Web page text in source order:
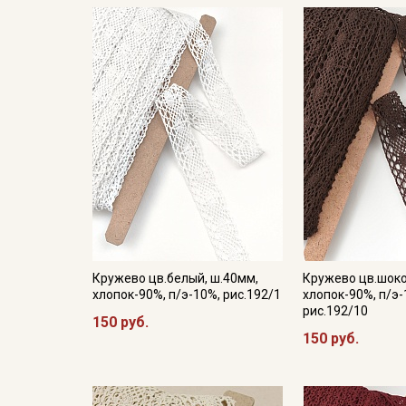
Кружево цв.белый, ш.40мм,
хлопок-90%, п/э-10%, рис.192/1
150 руб.
Кружево
хлопок-90%, п/э-
рис.192/10
150 руб.